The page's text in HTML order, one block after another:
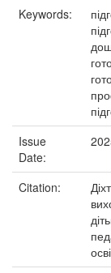
Keywords:
Issue
Date:
Citation: